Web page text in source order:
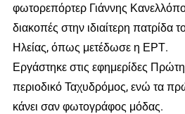
φωτορεπόρτερ Γιάννης
διακοπές στην ιδιαίτερη
Ηλείας, όπως μετέδωσε η ΕΡΤ.
Εργάστηκε στις εφημερίδες
περιοδικό Ταχυδρόμος, ενώ τα
κάνει σαν φωτογράφος μόδας.